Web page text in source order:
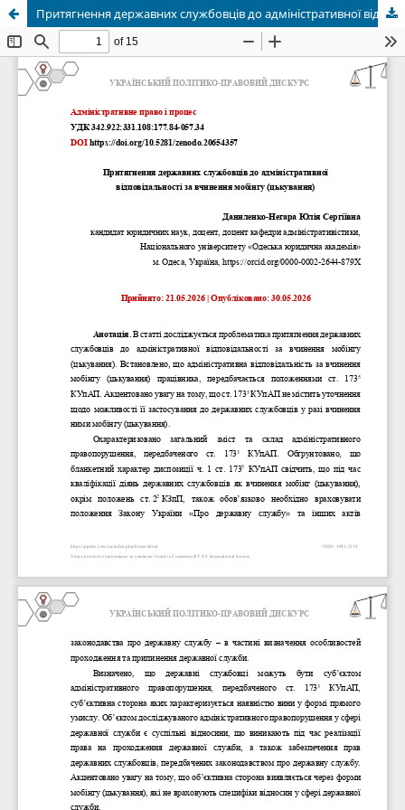
Притягнення державних службовців до адміністративної відповідальності за вчинення мобінгу (цькування)